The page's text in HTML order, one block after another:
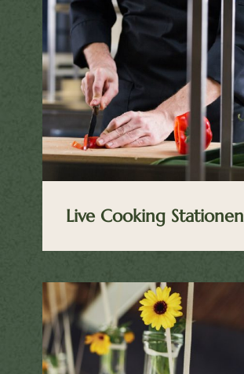
Live Cooking Stationen